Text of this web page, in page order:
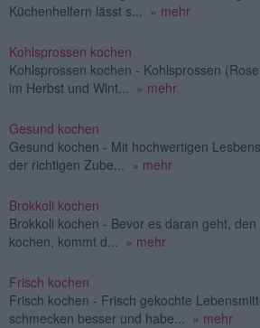
Küchenhelfern lässt s...
» mehr
Kohlsprossen kochen
Kohlsprossen kochen - Kohlsprossen
im Herbst und Wint...
» mehr
Gesund kochen
Gesund kochen - Mit hochwertigen
der richtigen Zube...
» mehr
Brokkoli kochen
Brokkoli kochen - Bevor es daran geht, den
kochen, kommt d...
» mehr
Frisch kochen
Frisch kochen - Frisch gekochte
schmecken besser und habe...
» mehr